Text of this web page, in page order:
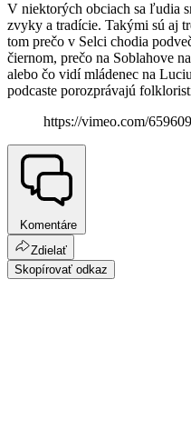
V niektorých obciach sa ľudia
zvyky a tradície. Takými sú aj
tom prečo v Selci chodia
čiernom, prečo na Soblahove
alebo čo vidí mládenec na
podcaste porozprávajú
https://vimeo.com/
Komentáre
Zdielať
Skopírovať odkaz